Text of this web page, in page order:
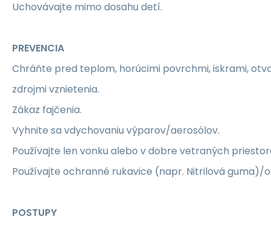
Uchovávajte mimo dosahu detí.
PREVENCIA
Chráňte pred teplom, horúcimi povrchmi, iskrami,
zdrojmi vznietenia.
Zákaz fajčenia.
Vyhnite sa vdychovaniu výparov/aerosólov.
Používajte len vonku alebo v dobre vetraných
Používajte ochranné rukavice (napr. Nitrilová guma)/
POSTUPY